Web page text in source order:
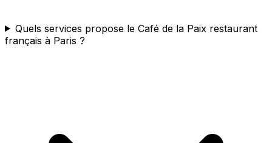
Quels services propose le Café de la Paix restaurant
français à Paris ?